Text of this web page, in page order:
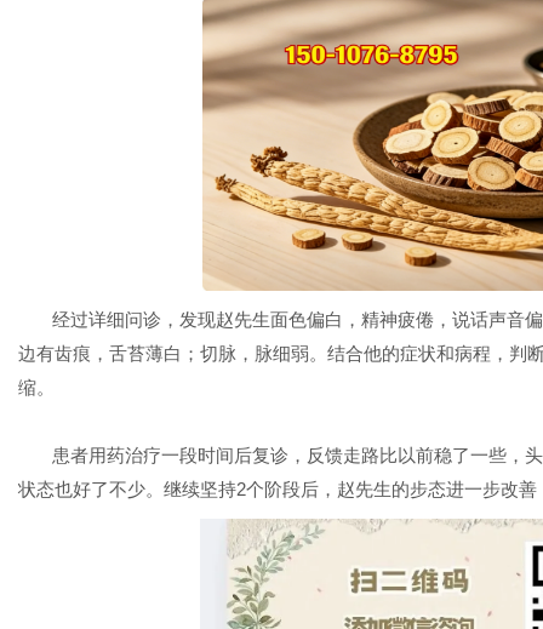
经过详细问诊，发现赵先生面色偏白，精神疲倦，说话声音
边有齿痕，舌苔薄白；切脉，脉细弱。结合他的症状和病程，判
缩。
患者用药治疗一段时间后复诊，反馈走路比以前稳了一些，
状态也好了不少。继续坚持2个阶段后，赵先生的步态进一步改